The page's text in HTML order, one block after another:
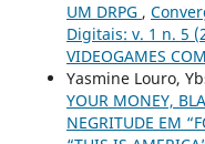
UM DRPG ,
Digitais: v. 1 n. 5
VIDEOGAMES
Yasmine Louro,
YOUR MONEY,
NEGRITUDE EM